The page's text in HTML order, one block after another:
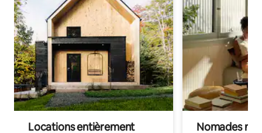
Locations entièrement Nomades